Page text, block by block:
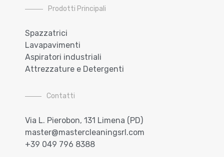
Prodotti Principali
Spazzatrici
Lavapavimenti
Aspiratori industriali
Attrezzature e Detergenti
Contatti
Via L. Pierobon, 131 Limena (PD)
master@mastercleaningsrl.com
+39 049 796 8388